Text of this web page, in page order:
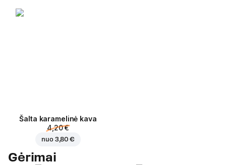
Šalta karamelinė kava
4,20 €
nuo 3,80 €
Gėrimai